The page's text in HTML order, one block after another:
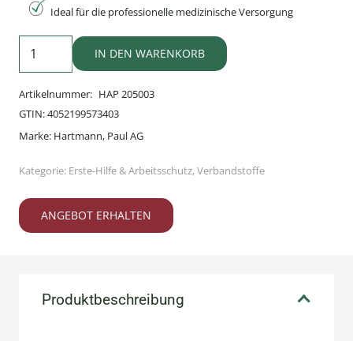
Ideal für die professionelle medizinische Versorgung
ES-
Kompressen
steril
8-
fach
IN DEN WARENKORB
Artikelnummer: HAP 205003
GTIN:4052199573403
Marke: Hartmann, Paul AG
Kategorie: Erste-Hilfe & Arbeitsschutz,Verbandstoffe
ANGEBOT ERHALTEN
Produktbeschreibung